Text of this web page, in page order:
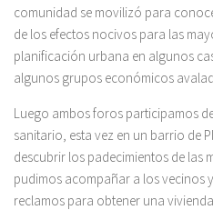
comunidad se movilizó para
de los efectos nocivos para las
planificación urbana en algunos
algunos grupos económicos
Luego ambos foros participamos
sanitario, esta vez en un barrio de
descubrir los padecimientos de las
pudimos acompañar a los vecinos
reclamos para obtener una